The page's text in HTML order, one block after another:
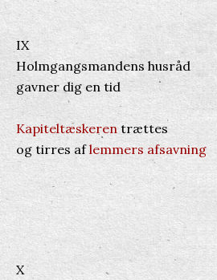
IX
Holmgangsmandens husråd
gavner dig en tid
Kapiteltæskeren trættes
og tirres aflemmers afsavning
X